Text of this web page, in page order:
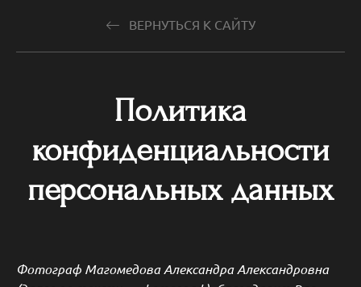
ВЕРНУТЬСЯ К САЙТУ
Политика
конфиденциальности
персональных данных
Фотограф Магомедова Александра Александровна